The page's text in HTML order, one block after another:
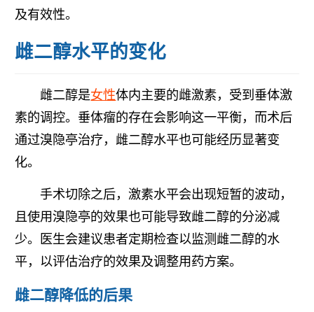
及有效性。
雌二醇水平的变化
雌二醇是女性体内主要的雌激素，受到垂体激
素的调控。垂体瘤的存在会影响这一平衡，而术后
通过溴隐亭治疗，雌二醇水平也可能经历显著变
化。
手术切除之后，激素水平会出现短暂的波动，
且使用溴隐亭的效果也可能导致雌二醇的分泌减
少。医生会建议患者定期检查以监测雌二醇的水
平，以评估治疗的效果及调整用药方案。
雌二醇降低的后果